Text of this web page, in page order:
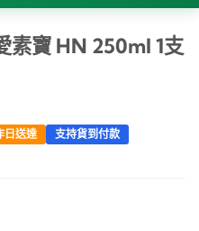
素寶 HN 250ml 1支
日送達
支持貨到付款